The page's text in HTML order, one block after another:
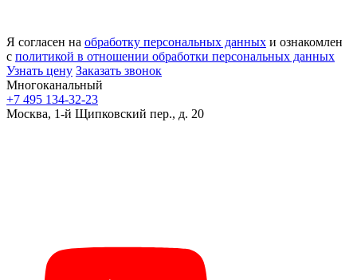
Я согласен на обработку персональных данных и ознакомлен
с политикой в отношении обработки персональных данных
Узнать цену Заказать звонок
Многоканальный
+7 495 134-32-23
Москва, 1-й Щипковский пер., д. 20